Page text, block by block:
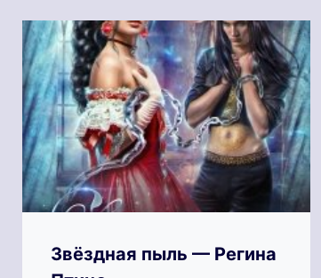
Звёздная пыль — Регина